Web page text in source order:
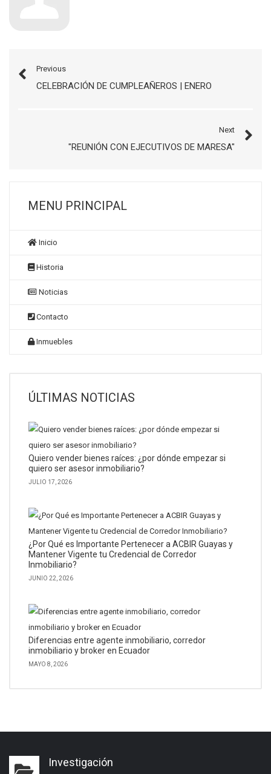
Previous
CELEBRACIÓN DE CUMPLEAÑEROS | ENERO
Next
"REUNIÓN CON EJECUTIVOS DE MARESA"
MENU PRINCIPAL
Inicio
Historia
Noticias
Contacto
Inmuebles
ÚLTIMAS NOTICIAS
Quiero vender bienes raíces: ¿por dónde empezar si
quiero ser asesor inmobiliario?
JULIO 17, 2026
¿Por Qué es Importante Pertenecer a ACBIR Guayas y
Mantener Vigente tu Credencial de Corredor
Inmobiliario?
JUNIO 22, 2026
Diferencias entre agente inmobiliario, corredor
inmobiliario y broker en Ecuador
MAYO 8, 2026
Investigación